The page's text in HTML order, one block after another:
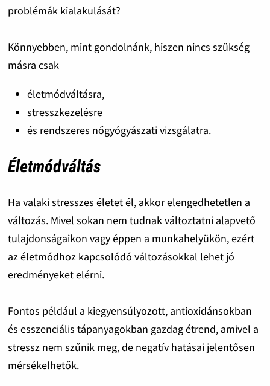
problémák kialakulását?
Könnyebben, mint gondolnánk, hiszen nincs szükség
másra csak
életmódváltásra,
stresszkezelésre
és rendszeres nőgyógyászati vizsgálatra.
Életmódváltás
Ha valaki stresszes életet él, akkor elengedhetetlen a
változás. Mivel sokan nem tudnak változtatni alapvető
tulajdonságaikon vagy éppen a munkahelyükön, ezért
az életmódhoz kapcsolódó változásokkal lehet jó
eredményeket elérni.
Fontos például a kiegyensúlyozott, antioxidánsokban
és esszenciális tápanyagokban gazdag étrend, amivel a
stressz nem szűnik meg, de negatív hatásai jelentősen
mérsékelhetők.